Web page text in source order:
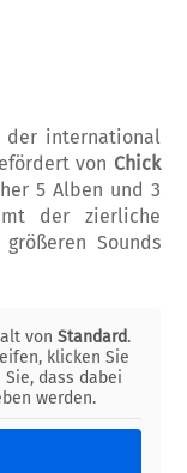
der international
von Chick
5 Alben und 3
der zierliche
Sounds
von Standard.
klicken Sie
dass dabei
werden.